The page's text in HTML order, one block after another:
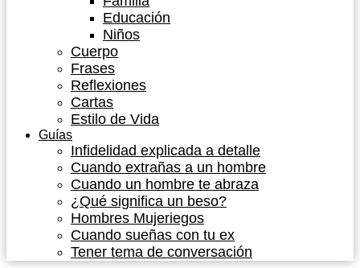
Educación
Niños
Cuerpo
Frases
Reflexiones
Cartas
Estilo de Vida
Guías
Infidelidad explicada a detalle
Cuando extrañas a un hombre
Cuando un hombre te abraza
¿Qué significa un beso?
Hombres Mujeriegos
Cuando sueñas con tu ex
Tener tema de conversación